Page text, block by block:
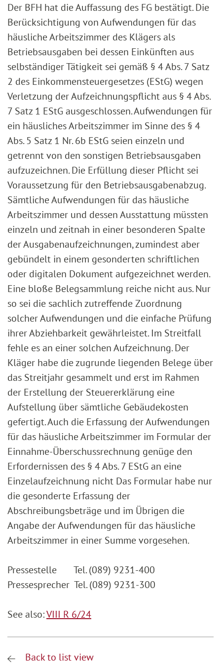
Der BFH hat die Auffassung des FG bestätigt. Die
Berücksichtigung von Aufwendungen für das
häusliche Arbeitszimmer des Klägers als
Betriebsausgaben bei dessen Einkünften aus
selbständiger Tätigkeit sei gemäß § 4 Abs. 7 Satz
2 des Einkommensteuergesetzes (EStG) wegen
Verletzung der Aufzeichnungspflicht aus § 4 Abs.
7 Satz 1 EStG ausgeschlossen. Aufwendungen für
ein häusliches Arbeitszimmer im Sinne des § 4
Abs. 5 Satz 1 Nr. 6b EStG seien einzeln und
getrennt von den sonstigen Betriebsausgaben
aufzuzeichnen. Die Erfüllung dieser Pflicht sei
Voraussetzung für den Betriebsausgabenabzug.
Sämtliche Aufwendungen für das häusliche
Arbeitszimmer und dessen Ausstattung müssten
einzeln und zeitnah in einer besonderen Spalte
der Ausgabenaufzeichnungen, zumindest aber
gebündelt in einem gesonderten schriftlichen
oder digitalen Dokument aufgezeichnet werden.
Eine bloße Belegsammlung reiche nicht aus. Nur
so sei die sachlich zutreffende Zuordnung
solcher Aufwendungen und die einfache Prüfung
ihrer Abziehbarkeit gewährleistet. Im Streitfall
fehle es an einer solchen Aufzeichnung. Der
Kläger habe die zugrunde liegenden Belege über
das Streitjahr gesammelt und erst im Rahmen
der Erstellung der Steuererklärung eine
Aufstellung über sämtliche Gebäudekosten
gefertigt. Auch die Erfassung der Aufwendungen
für das häusliche Arbeitszimmer im Formular der
Einnahme-Überschussrechnung genüge den
Erfordernissen des § 4 Abs. 7 EStG an eine
Einzelaufzeichnung nicht Das Formular habe nur
die gesonderte Erfassung der
Abschreibungsbeträge und im Übrigen die
Angabe der Aufwendungen für das häusliche
Arbeitszimmer in einer Summe vorgesehen.
Pressestelle Tel. (089) 9231-400
Pressesprecher Tel. (089) 9231-300
See also:VIII R 6/24
Back to list view